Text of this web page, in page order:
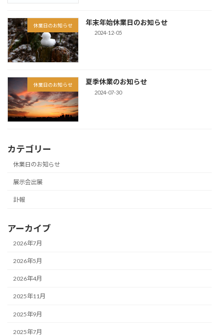
休業日のお知らせ 年末年始休業日のお知らせ
2024-12-05
休業日のお知らせ 夏季休業のお知らせ
2024-07-30
カテゴリー
休業日のお知らせ
展示会出展
訃報
アーカイブ
2026年7月
2026年5月
2026年4月
2025年11月
2025年9月
2025年7月